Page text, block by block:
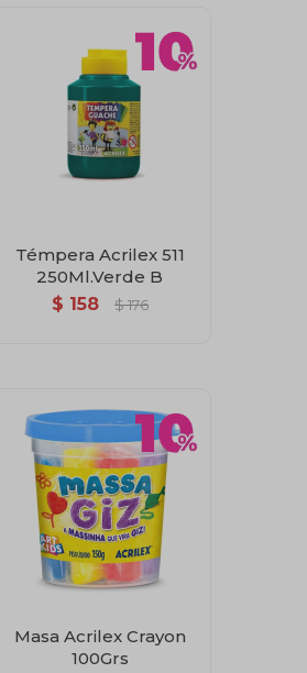
Témpera Acrilex 511
250Ml.Verde B
$ 158 $ 176
Masa Acrilex Crayon
100Grs